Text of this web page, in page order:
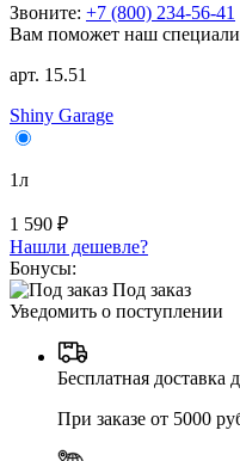
Звоните: +7 (800) 234-56-41
Вам поможет наш
арт. 15.51
Shiny Garage
1л
1 590 ₽
Нашли дешевле?
Бонусы:
Под заказ
Уведомить о поступлении
Бесплатная
При заказе от 5000